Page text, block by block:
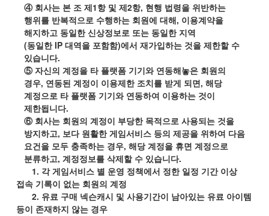
④ 회사는 본 조 제1항 및 제2항, 현행 법령을 위반하는
행위를 반복적으로 수행하는 회원에 대해, 이용계약을
해지하고 동일한 신상정보로 또는 동일한 지역
(동일한IP 대역을 포함함)에서 재가입하는 것을 제한할 수
있습니다.
⑤ 자신의 계정을 타 플랫폼 기기와 연동해놓은 회원의
경우, 연동된 계정이 이용제한 조치를 받게 되면, 해당
계정으로 타 플랫폼 기기와 연동하여 이용하는 것이
제한됩니다.
⑥ 회사는 회원의 계정이 부당한 목적으로 사용되는 것을
방지하고, 보다 원활한 게임서비스 등의 제공을 위하여 다음
요건을 모두 충족하는 경우, 해당 계정을 휴면 계정으로
분류하고, 계정정보를 삭제할 수 있습니다.
1. 각 게임서비스 별 운영 정책에서 정한 일정 기간 이상
접속 기록이 없는 회원의 계정
2. 유료 구매 넥슨캐시 및 사용기간이 남아있는 유료 아이템
등이 존재하지 않는 경우